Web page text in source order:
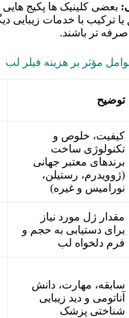
بعضی کلینیک‌ ها پکیج‌
ترکیب با خدمات زیبایی
تر باشند.
مؤثر بر هزینه فیلر لب
توضیح
کیفیت، خلوص و
تکنولوژی ساخت
برندهای معتبر جهانی
(ژوویدرم، رستیلن،
نورامیس و غیره)
مقدار ژل مورد نیاز
برای دستیابی به حجم و
فرم دلخواه لب
سابقه، مهارت، دانش
آناتومی و دید زیبایی‌
شناختی پزشک